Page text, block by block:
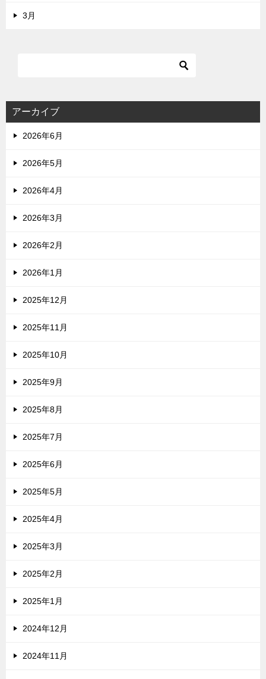
3月
アーカイブ
2026年6月
2026年5月
2026年4月
2026年3月
2026年2月
2026年1月
2025年12月
2025年11月
2025年10月
2025年9月
2025年8月
2025年7月
2025年6月
2025年5月
2025年4月
2025年3月
2025年2月
2025年1月
2024年12月
2024年11月